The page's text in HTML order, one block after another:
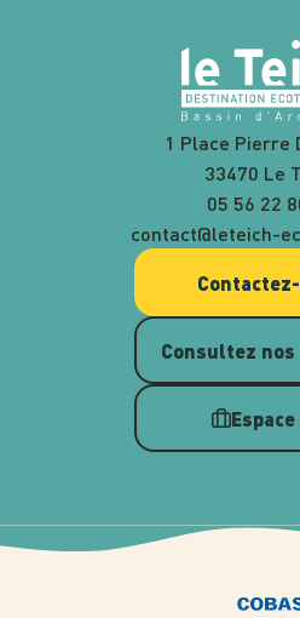
1 Place Pierre
33470 Le
05 56 22
contact@leteich-
Consultez